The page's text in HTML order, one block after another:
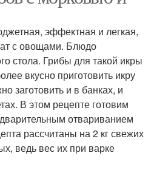
эффектная и легкая,
с овощами. Блюдо
стола. Грибы для такой икры
вкусно приготовить икру
заготовить и в банках, и
В этом рецепте готовим
отвариванием
рассчитаны на 2 кг свежих
ведь вес их при варке